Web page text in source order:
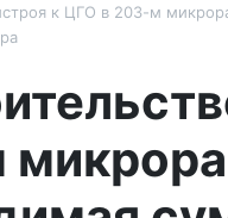
к ЦГО в 203-м